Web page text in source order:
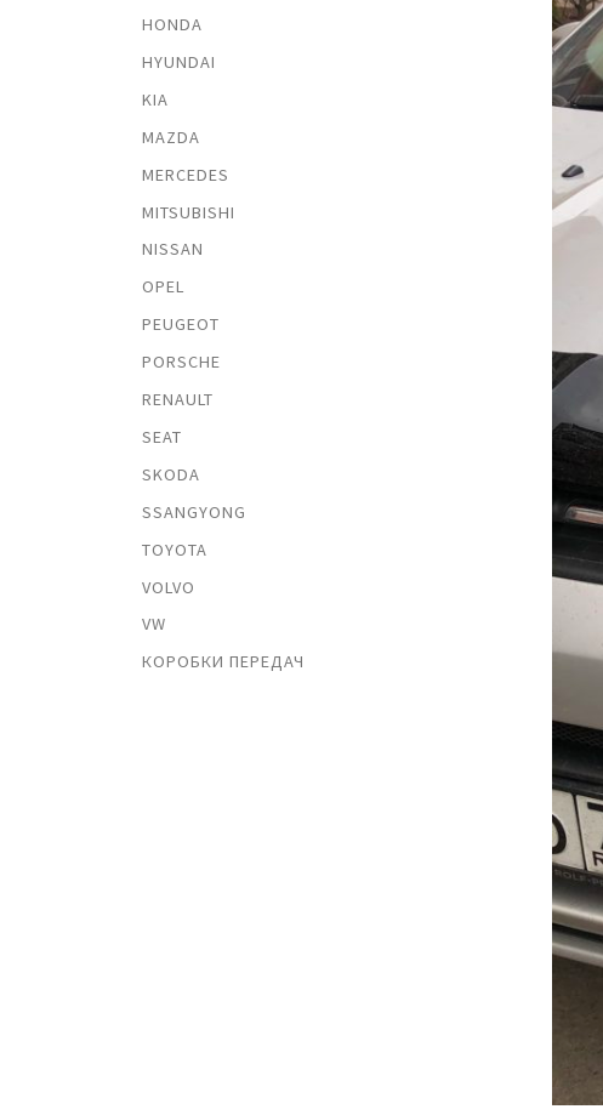
HONDA
HYUNDAI
KIA
MAZDA
MERCEDES
MITSUBISHI
NISSAN
OPEL
PEUGEOT
PORSCHE
RENAULT
SEAT
SKODA
SSANGYONG
TOYOTA
VOLVO
VW
КОРОБКИ ПЕРЕДАЧ